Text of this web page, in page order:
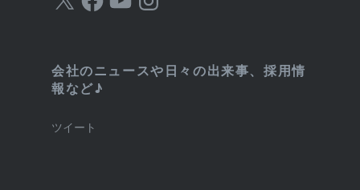
会社のニュースや日々の出来事、採用情
報など♪
ツイート